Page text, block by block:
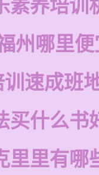
素养培训
州哪里
速成班
买什么书
里里有哪